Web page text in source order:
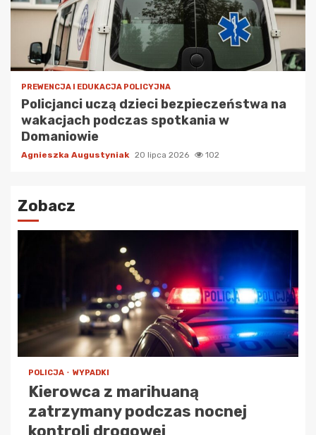
PREWENCJA I EDUKACJA POLICYJNA
Policjanci uczą dzieci bezpieczeństwa na
wakacjach podczas spotkania w
Domaniowie
Agnieszka Augustyniak 20 lipca 2026 102
Zobacz
POLICJA WYPADKI
Kierowca z marihuaną
zatrzymany podczas nocnej
kontroli drogowej